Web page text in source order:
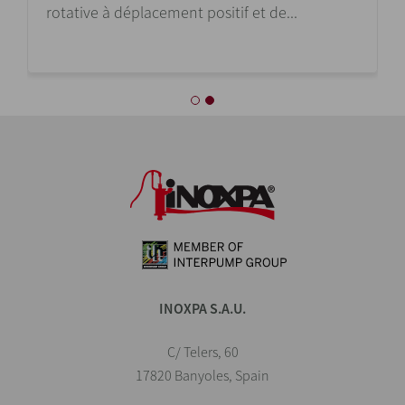
rotative à déplacement positif et de...
INOXPA S.A.U.
C/ Telers, 60
17820 Banyoles, Spain